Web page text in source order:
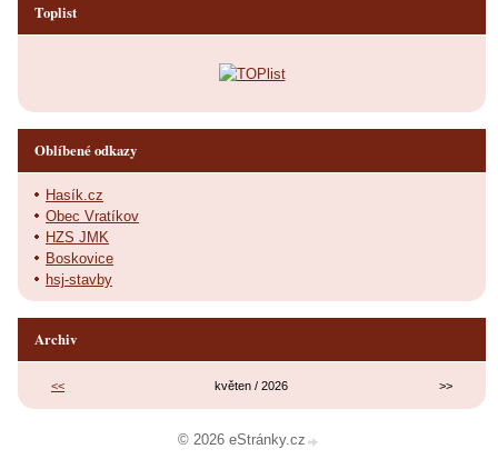
Toplist
Oblíbené odkazy
Hasík.cz
Obec Vratíkov
HZS JMK
Boskovice
hsj-stavby
Archiv
<< květen / 2026 >>
© 2026 eStránky.cz